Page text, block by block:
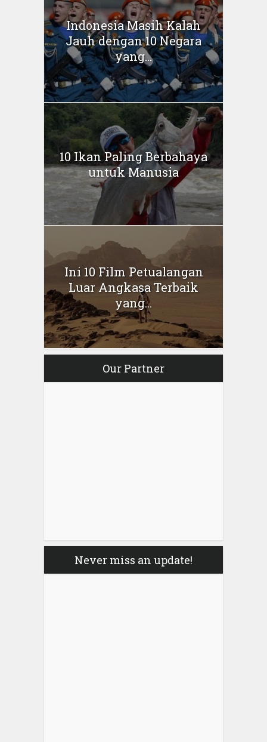
Indonesia Masih Kalah
Jauh dengan 10 Negara
yang...
10 Ikan Paling Berbahaya
untuk Manusia
Ini 10 Film Petualangan
Luar Angkasa Terbaik
yang...
Our Partner
Never miss an update!